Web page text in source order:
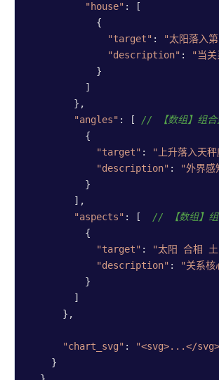
"house" : [
            {
"target" : "太阳落入
"description" :
"当
            }
          ]
        },
"angles" : [ // 【数组】组
          {
"target" : "上升落入天
"description" :
"外界
          }
        ],
"aspects" : [ // 【数组】组
          {
"target" : "太阳 合相
"description" :
"关系核
          }
        ]
      },
"chart_svg" : "<svg>...</
    }